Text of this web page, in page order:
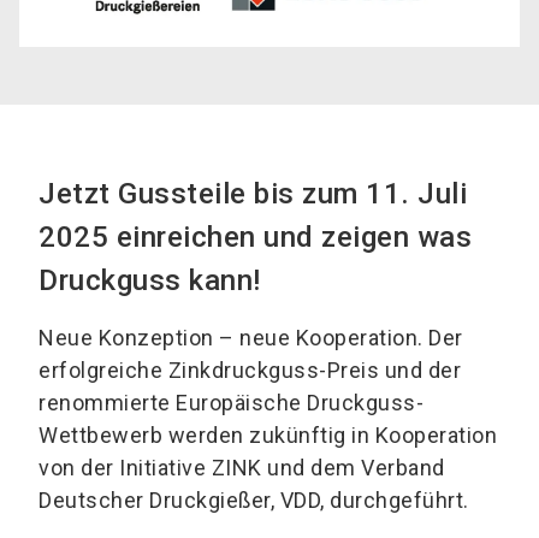
Jetzt Gussteile bis zum 11. Juli
2025 einreichen und zeigen was
Druckguss kann!
Neue Konzeption – neue Kooperation. Der
erfolgreiche Zinkdruckguss-Preis und der
renommierte Europäische Druckguss-
Wettbewerb werden zukünftig in Kooperation
von der Initiative ZINK und dem Verband
Deutscher Druckgießer, VDD, durchgeführt.